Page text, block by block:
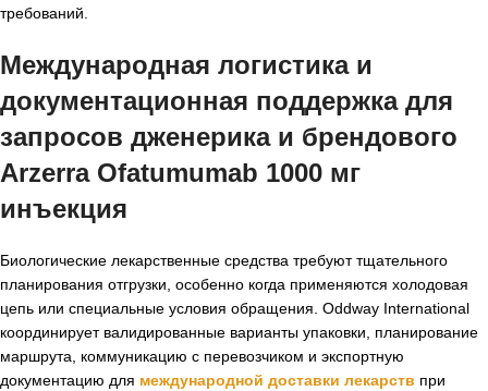
требований.
Международная логистика и
документационная поддержка для
запросов дженерика и брендового
Arzerra Ofatumumab 1000 мг
инъекция
Биологические лекарственные средства требуют тщательного
планирования отгрузки, особенно когда применяются холодовая
цепь или специальные условия обращения. Oddway International
координирует валидированные варианты упаковки, планирование
маршрута, коммуникацию с перевозчиком и экспортную
документацию для международной доставки лекарств при